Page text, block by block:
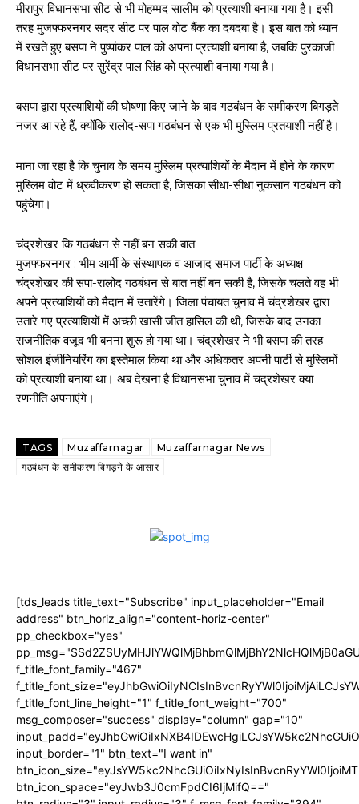
मीरापुर विधानसभा सीट से भी मोहम्मद सालीम को प्रत्याशी बनाया गया है। इसी
तरह मुजफ्फरनगर सदर सीट पर पाल वोट बैंक का दबदबा है। इस बात को ध्यान
में रखते हुए बसपा ने पुष्पांकर पाल को अपना प्रत्याशी बनाया है, जबकि पुरकाजी
विधानसभा सीट पर सुरेंद्र पाल सिंह को प्रत्याशी बनाया गया है।
बसपा द्वारा प्रत्याशियों की घोषणा किए जाने के बाद गठबंधन के समीकरण बिगड़ते
नजर आ रहे हैं, क्योंकि रालोद-सपा गठबंधन से एक भी मुस्लिम प्रतयाशी नहीं है।
माना जा रहा है कि चुनाव के समय मुस्लिम प्रत्याशियों के मैदान में होने के कारण
मुस्लिम वोट में ध्रुवीकरण हो सकता है, जिसका सीधा-सीधा नुकसान गठबंधन को
पहुंचेगा।
चंद्रशेखर कि गठबंधन से नहीं बन सकी बात
मुजफ्फरनगर : भीम आर्मी के संस्थापक व आजाद समाज पार्टी के अध्यक्ष
चंद्रशेखर की सपा-रालोद गठबंधन से बात नहीं बन सकी है, जिसके चलते वह भी
अपने प्रत्याशियों को मैदान में उतारेंगे। जिला पंचायत चुनाव में चंद्रशेखर द्वारा
उतारे गए प्रत्याशियों में अच्छी खासी जीत हासिल की थी, जिसके बाद उनका
राजनीतिक वजूद भी बनना शुरू हो गया था। चंद्रशेखर ने भी बसपा की तरह
सोशल इंजीनियरिंग का इस्तेमाल किया था और अधिकतर अपनी पार्टी से मुस्लिमों
को प्रत्याशी बनाया था। अब देखना है विधानसभा चुनाव में चंद्रशेखर क्या
रणनीति अपनाएंगे।
TAGS Muzaffarnagar
Muzaffarnagar News
गठबंधन के समीकरण बिगड़ने के आसार
[tds_leads title_text="Subscribe" input_placeholder="Email
address" btn_horiz_align="content-horiz-center"
pp_checkbox="yes"
f_title_font_family="467"
f_title_font_line_height="1" f_title_font_weight="700"
msg_composer="success" display="column" gap="10"
input_border="1" btn_text="I want in"
btn_icon_space="eyJwb3J0cmFpdCI6IjMifQ=="